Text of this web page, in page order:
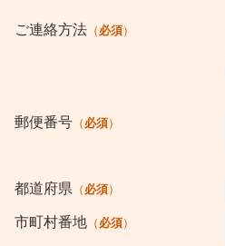
ご連絡方法 必須
郵便番号 必須
都道府県 必須
市町村番地 必須